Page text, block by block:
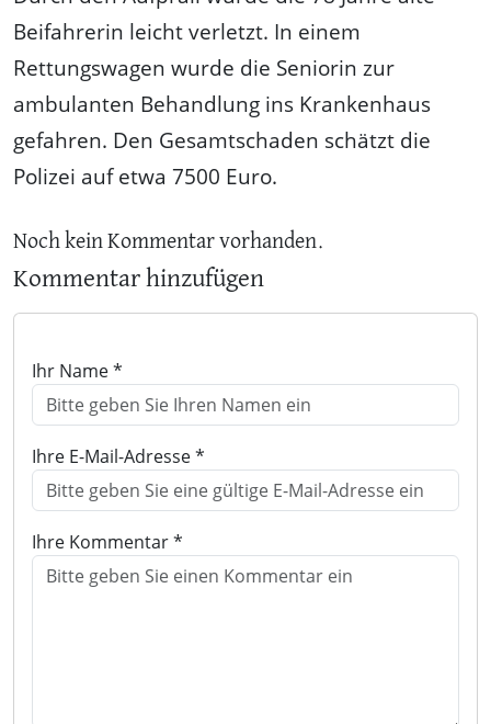
Beifahrerin leicht verletzt. In einem
Rettungswagen wurde die Seniorin zur
ambulanten Behandlung ins Krankenhaus
gefahren. Den Gesamtschaden schätzt die
Polizei auf etwa 7500 Euro.
Noch kein Kommentar vorhanden.
Kommentar hinzufügen
Ihr Name *
Ihre E-Mail-Adresse *
Ihre Kommentar *